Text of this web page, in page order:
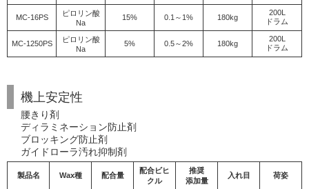
MC-16PS
ピロリン酸
Na
15% 0.1～1% 180kg
200L
ドラム
MC-1250PS
ピロリン酸
Na
5% 0.5～2% 180kg
200L
ドラム
機上安定性
腰きり剤
ディラミネーション防止剤
ブロッキング防止剤
ガイドローラ汚れ抑制剤
製品名 Wax種 配合量
配合ビヒ
クル
推奨
添加量
入れ目 荷姿